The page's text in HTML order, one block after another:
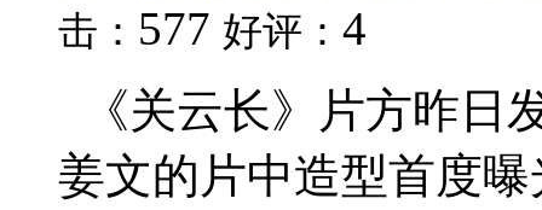
击： 577 好评： 4
《关云长》片方昨日
姜文的片中造型首度